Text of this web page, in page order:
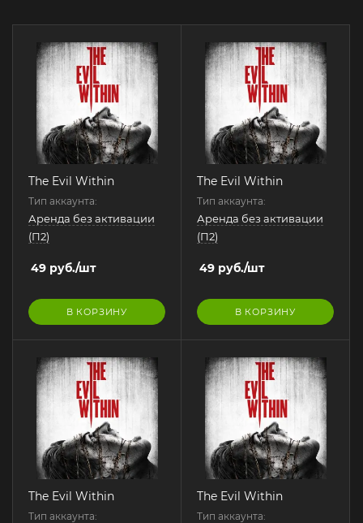
The Evil Within
Тип аккаунта:
Аренда без активации
(П2)
49 руб./шт
В КОРЗИНУ
The Evil Within
Тип аккаунта:
Аренда без активации
(П2)
49 руб./шт
В КОРЗИНУ
The Evil Within
Тип аккаунта:
The Evil Within
Тип аккаунта: